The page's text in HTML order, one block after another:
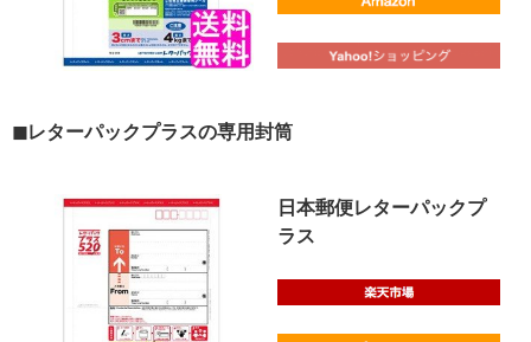
◼︎レターパックプラスの専用封筒
日本郵便レターパックプ
ラス